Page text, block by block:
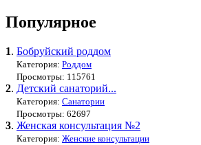
Популярное
1. Бобруйский роддом
Категория: Роддом
Просмотры: 115761
2. Детский санаторий...
Категория: Санатории
Просмотры: 62697
3. Женская консультация №2
Категория: Женские консультации